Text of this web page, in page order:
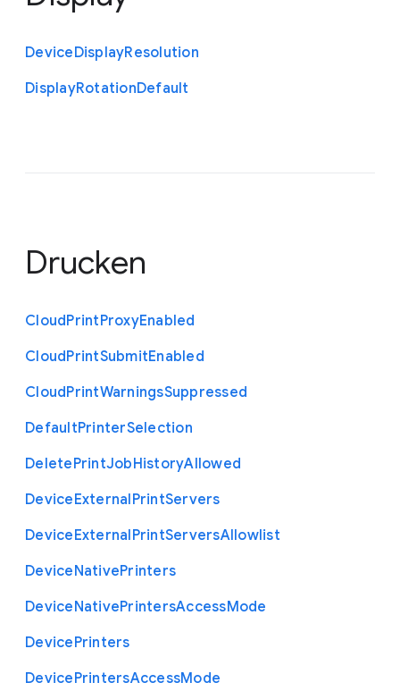
DeviceDisplayResolution
DisplayRotationDefault
Drucken
CloudPrintProxyEnabled
CloudPrintSubmitEnabled
CloudPrintWarningsSuppressed
DefaultPrinterSelection
DeletePrintJobHistoryAllowed
DeviceExternalPrintServers
DeviceExternalPrintServersAllowlist
DeviceNativePrinters
DeviceNativePrintersAccessMode
DevicePrinters
DevicePrintersAccessMode